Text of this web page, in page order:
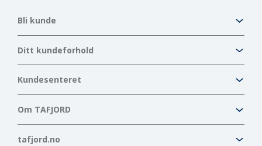
Bli kunde
Ditt kundeforhold
Kundesenteret
Om TAFJORD
tafjord.no